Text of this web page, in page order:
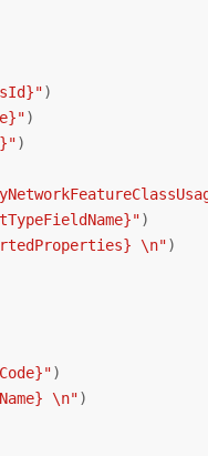
)
)
)
)
\n")
)
\n")